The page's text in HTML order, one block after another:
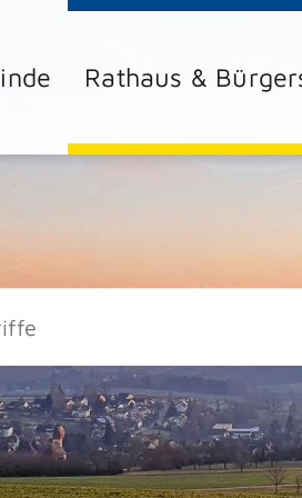
Rathaus &